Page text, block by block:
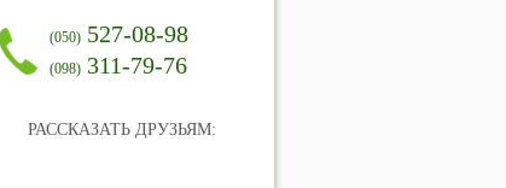
(050) 527-08-98
(098) 311-79-76
РАССКАЗАТЬ ДРУЗЬЯМ: